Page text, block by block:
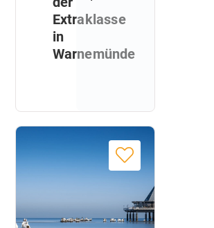
Extraklasse
in
Warnemünde